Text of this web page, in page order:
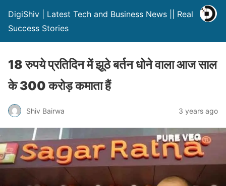
DigiShiv | Latest Tech and Business News || Real
Success Stories
18 रुपये प्रतिदिन में झूठे बर्तन धोने वाला आज साल
के 300 करोड़ कमाता हैं
Shiv Bairwa 3 years ago